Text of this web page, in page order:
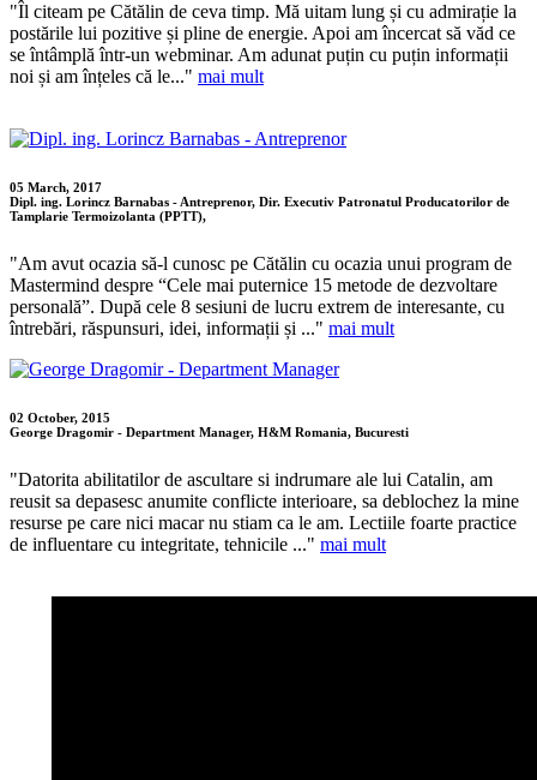
"Îl citeam pe Cătălin de ceva timp. Mă uitam lung și cu admirație la
postările lui pozitive și pline de energie. Apoi am încercat să văd ce
se întâmplă într-un webminar. Am adunat puțin cu puțin informații
noi și am înțeles că le..." mai mult
05 March, 2017
Dipl. ing. Lorincz Barnabas - Antreprenor, Dir. Executiv Patronatul Producatorilor de
Tamplarie Termoizolanta (PPTT),
"Am avut ocazia să-l cunosc pe Cătălin cu ocazia unui program de
Mastermind despre “Cele mai puternice 15 metode de dezvoltare
personală”. După cele 8 sesiuni de lucru extrem de interesante, cu
întrebări, răspunsuri, idei, informații și ..." mai mult
02 October, 2015
George Dragomir - Department Manager, H&M Romania, Bucuresti
"Datorita abilitatilor de ascultare si indrumare ale lui Catalin, am
reusit sa depasesc anumite conflicte interioare, sa deblochez la mine
resurse pe care nici macar nu stiam ca le am. Lectiile foarte practice
de influentare cu integritate, tehnicile ..." mai mult